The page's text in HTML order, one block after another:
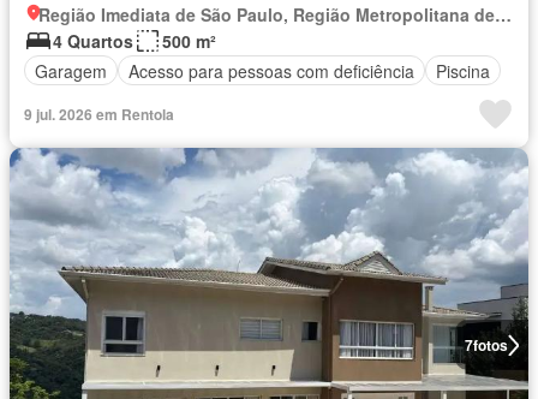
Região Imediata de São Paulo, Região Metropolitana de São Paulo
4 Quartos
500 m²
Garagem
Acesso para pessoas com deficiência Piscina
9 jul. 2026 em Rentola
7fotos